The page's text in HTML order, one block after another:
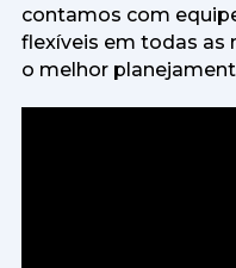
contamos com
flexíveis em todas as
o melhor